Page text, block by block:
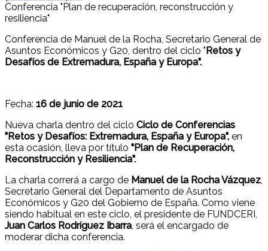
Conferencia "Plan de recuperación, reconstrucción y
resiliencia"
Conferencia de Manuel de la Rocha, Secretario General de
Asuntos Económicos y G20, dentro del ciclo "Retos y
Desafíos de Extremadura, España y Europa".
Fecha: 16 de junio de 2021
Nueva charla dentro del ciclo Ciclo de Conferencias
"Retos y Desafíos: Extremadura, España y Europa", en
esta ocasión, lleva por título "Plan de Recuperación,
Reconstrucción y Resiliencia".
La charla correrá a cargo de Manuel de la Rocha Vázquez
Secretario General del Departamento de Asuntos
Económicos y G20 del Gobierno de España. Como viene
siendo habitual en este ciclo, el presidente de FUNDCERI,
Juan Carlos Rodríguez Ibarra , será el encargado de
moderar dicha conferencia.